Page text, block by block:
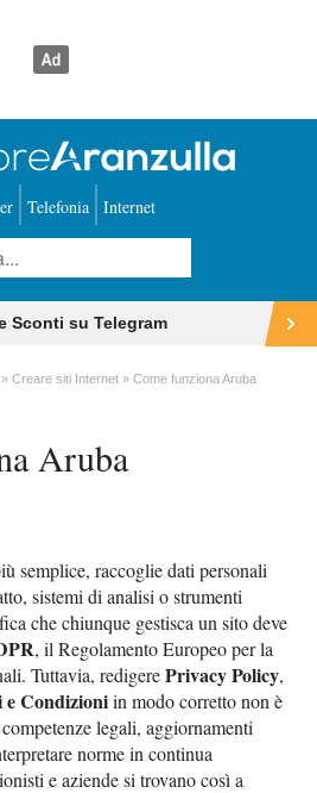
Telefonia Internet
Sconti su Telegram
Creare siti Internet
Come funziona Aruba
Aruba
semplice, raccoglie dati personali
sistemi di analisi o strumenti
che chiunque gestisca un sito deve
, il Regolamento Europeo per la
Tuttavia, redigerePrivacy Policy,
Condizioniin modo corretto non è
legali, aggiornamenti
norme in continua
e aziende si trovano così a